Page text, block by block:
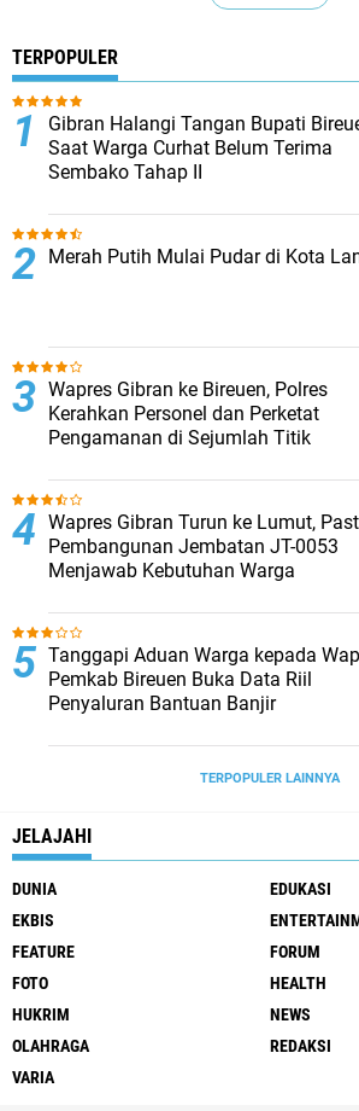
TERPOPULER
Gibran Halangi Tangan Bupati
Saat Warga Curhat Belum Terima
Sembako Tahap II
Merah Putih Mulai Pudar di Kota
Wapres Gibran ke Bireuen, Polres
Kerahkan Personel dan Perketat
Pengamanan di Sejumlah Titik
Wapres Gibran Turun ke Lumut,
Pembangunan Jembatan JT-0053
Menjawab Kebutuhan Warga
Tanggapi Aduan Warga kepada
Pemkab Bireuen Buka Data Riil
Penyaluran Bantuan Banjir
TERPOPULER LAINNYA
JELAJAHI
DUNIA
EDUKASI
EKBIS
FEATURE
FORUM
FOTO
HEALTH
HUKRIM
NEWS
OLAHRAGA
REDAKSI
VARIA